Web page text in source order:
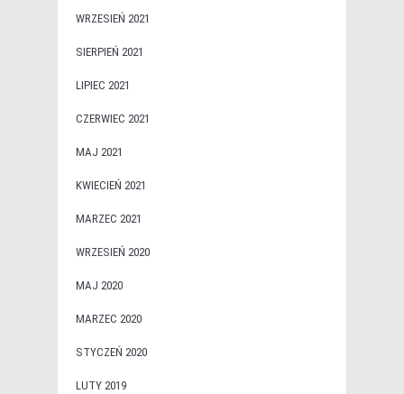
WRZESIEŃ 2021
SIERPIEŃ 2021
LIPIEC 2021
CZERWIEC 2021
MAJ 2021
KWIECIEŃ 2021
MARZEC 2021
WRZESIEŃ 2020
MAJ 2020
MARZEC 2020
STYCZEŃ 2020
LUTY 2019